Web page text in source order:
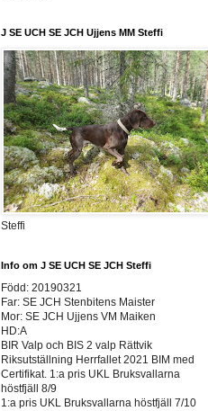
J SE UCH SE JCH Ujjens MM Steffi
Steffi
Info om J SE UCH SE JCH Steffi
Född: 20190321
Far: SE JCH Stenbitens Maister
Mor: SE JCH Ujjens VM Maiken
HD:A
BIR Valp och BIS 2 valp Rättvik
Riksutställning Herrfallet 2021 BIM med
Certifikat. 1:a pris UKL Bruksvallarna
höstfjäll 8/9
1:a pris UKL Bruksvallarna höstfjäll 7/10